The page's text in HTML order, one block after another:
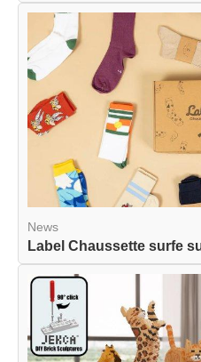
News
Label Chaussette surfe